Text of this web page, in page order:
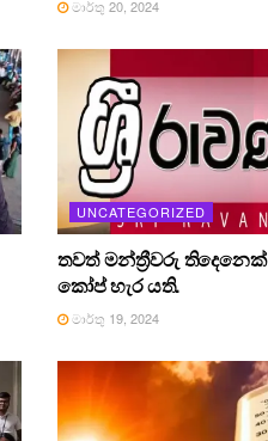
මාර්තු 20, 2024
UNCATEGORIZED
තවත් මන්ත්‍රීවරු තිදෙනෙක්
කෝප් හැර යති.
මාර්තු 19, 2024